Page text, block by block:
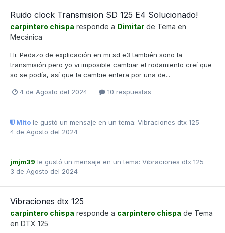
Ruido clock Transmision SD 125 E4 Solucionado!
carpintero chispa responde a Dimitar de Tema en
Mecánica
Hi. Pedazo de explicación en mi sd e3 también sono la
transmisión pero yo vi imposible cambiar el rodamiento creí que
so se podía, así que la cambie entera por una de...
4 de Agosto del 2024 10 respuestas
Mito le gustó un mensaje en un tema: Vibraciones dtx 125
4 de Agosto del 2024
jmjm39 le gustó un mensaje en un tema: Vibraciones dtx 125
3 de Agosto del 2024
Vibraciones dtx 125
carpintero chispa responde a carpintero chispa de Tema
en DTX 125